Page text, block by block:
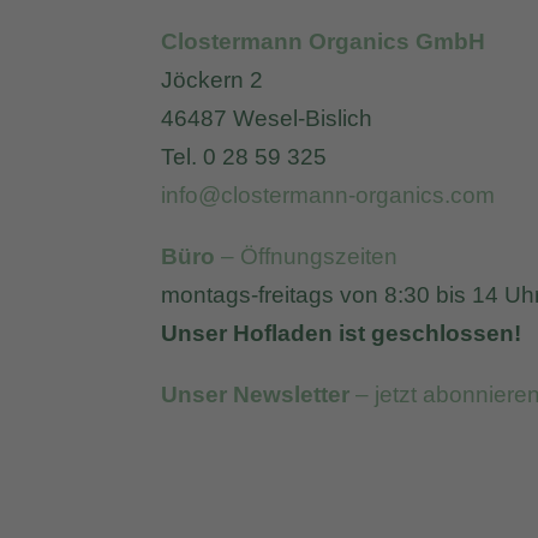
Clostermann Organics GmbH
Jöckern 2
46487 Wesel-Bislich
Tel. 0 28 59 325
info@clostermann-organics.com
Büro – Öffnungszeiten
montags-freitags von 8:30 bis 14
Unser Hofladen ist geschlossen!
Unser Newsletter – jetzt